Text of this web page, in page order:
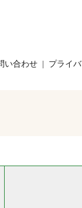
い合わせ
プライ